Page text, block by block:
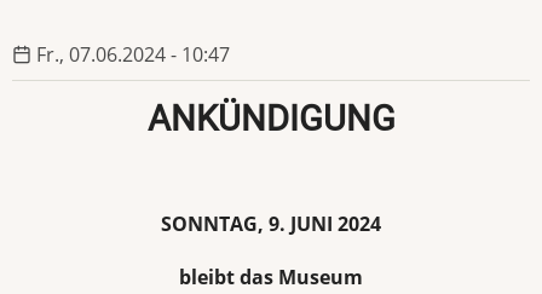
Fr., 07.06.2024 - 10:47
ANKÜNDIGUNG
SONNTAG, 9. JUNI 2024
bleibt das Museum